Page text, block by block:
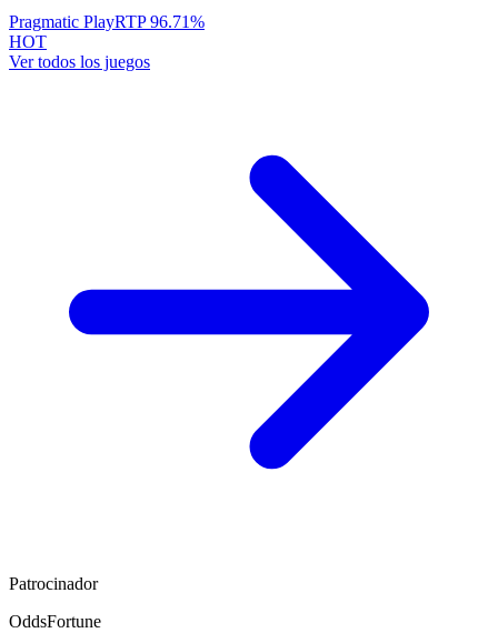
Pragmatic PlayRTP96.71%
HOT
Ver todos los juegos
Patrocinador
OddsFortune